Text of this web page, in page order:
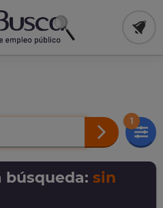
1
búsqueda: sin